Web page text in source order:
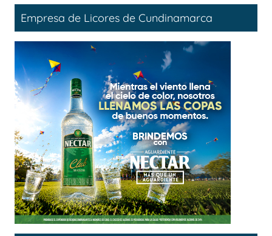
Empresa de Licores de Cundinamarca